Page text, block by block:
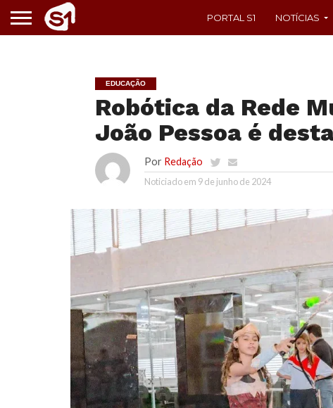
PORTAL S1 NOTÍCIAS
EDUCAÇÃO
Robótica da Rede
João Pessoa é
Por Redação
Noticiado em 9 de junho de 2024